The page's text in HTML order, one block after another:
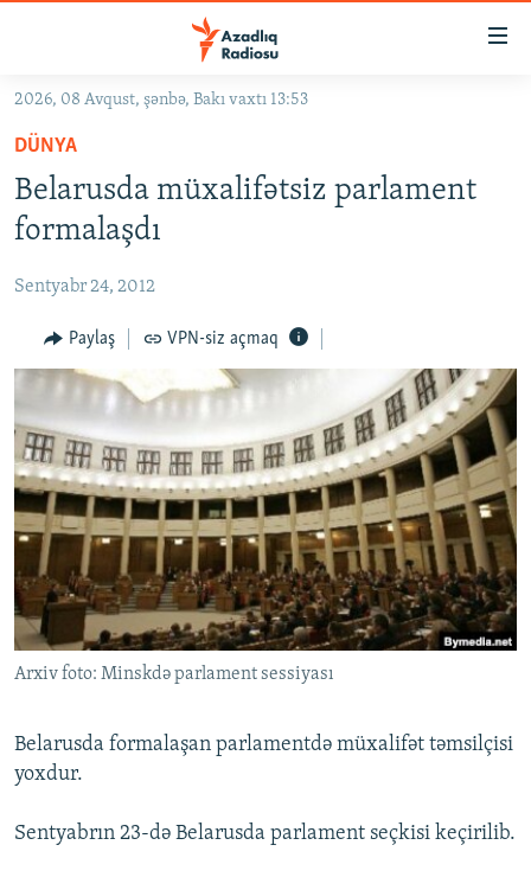
Əsas
qayıt
Əsas
naviqasiyaya
qayıt
Axtarışa
#İZAHLA
KORRUPSIOMETR
FƏRQƏ BAX
QANUNI DOĞRU
ARAŞDIRMA
MULTIMEDIA
VIDEO
FOTOQALEREYA
İNFOQRAFIKA
KARIKATURA
RADIO ARXIV
OXU ZALI
AZƏRBAYCAN ƏDƏBIYYATI KITABXANASI
İSLAM VƏ DEMOKRATIYA
İZ - MƏDƏNIYYƏT PROQRAMI
HAQQIMIZDA
MISSIYAMIZ
PEŞƏ ETIKASI VƏ JURNALISTIKA STANDARTLARIMIZ
MATERIALLARIMIZDAN ISTIFADƏ
AZADLIQRADIOSU MOBIL TELEFONUNUZDA
XƏBƏR BÜLLETENLƏRIMIZ
BIZI IZLƏ
RFE/RL-in bütün saytları
2026, 08 Avqust, şənbə, Bakı vaxtı 13:53
DÜNYA
Belarusda müxalifətsiz parlament
formalaşdı
Sentyabr 24, 2012
Paylaş VPN-siz açmaq
Arxiv foto: Minskdə parlament sessiyası
Belarusda formalaşan parlamentdə müxalifət təmsilçisi
yoxdur.
Sentyabrın 23-də Belarusda parlament seçkisi keçirilib.